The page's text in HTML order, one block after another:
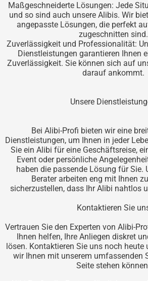
Maßgeschneiderte Lösungen: Jede
und so sind auch unsere Alibis. Wir
angepasste Lösungen, die perfekt
zugeschnitten sind.
Zuverlässigkeit und Professionalität:
Dienstleistungen garantieren Ihnen
Zuverlässigkeit. Sie können sich auf
darauf ankommt.
Unsere
Bei Alibi-Profi bieten wir eine
Dienstleistungen, um Ihnen in jeder
Sie ein Alibi für eine Geschäftsreise,
Event oder persönliche
haben die passende Lösung für Sie.
Berater arbeiten eng mit Ihnen
sicherzustellen, dass Ihr Alibi nahtlos
Kontaktieren Sie
Vertrauen Sie den Experten von Alibi-
Ihnen helfen, Ihre Anliegen diskret
lösen. Kontaktieren Sie uns noch heute
wir Ihnen mit unserem umfassenden
Seite stehen